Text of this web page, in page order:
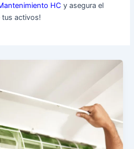
HC y asegura el
activos!